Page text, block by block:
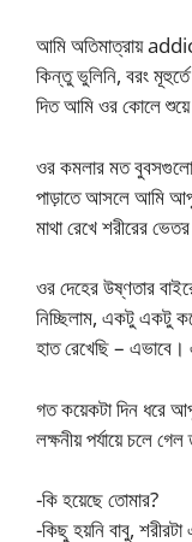
আমি অতিমাত্রায়
কিন্তু ভুলিনি, বরং
দিত আমি ওর কোলে
ওর কমলার মত
পাড়াতে আসলে আমি
মাথা রেখে শরীরের
ওর দেহের উষ্ণতার
নিচ্ছিলাম, একটু একটু
হাত রেখেছি – এভাবে।
গত কয়েকটা দিন ধরে
লক্ষনীয় পর্যায়ে চলে
-কি হয়েছে তোমার?
-কিছু হয়নি বাবু,